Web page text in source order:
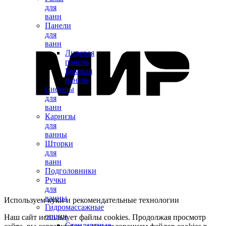
для
ванн
Панели
для
ванн
Лицевая
панель
Боковая
панель
Сифоны
для
ванн
Карнизы
для
ванны
Шторки
для
ванн
Подголовники
Ручки
для
ванны
Гидромассажные
опции
Используем куки и рекомендательные технологии
Наш сайт использует файлы cookies. Продолжая просмотр